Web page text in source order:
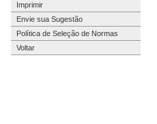
Imprimir
Envie sua Sugestão
Política de Seleção de Normas
Voltar